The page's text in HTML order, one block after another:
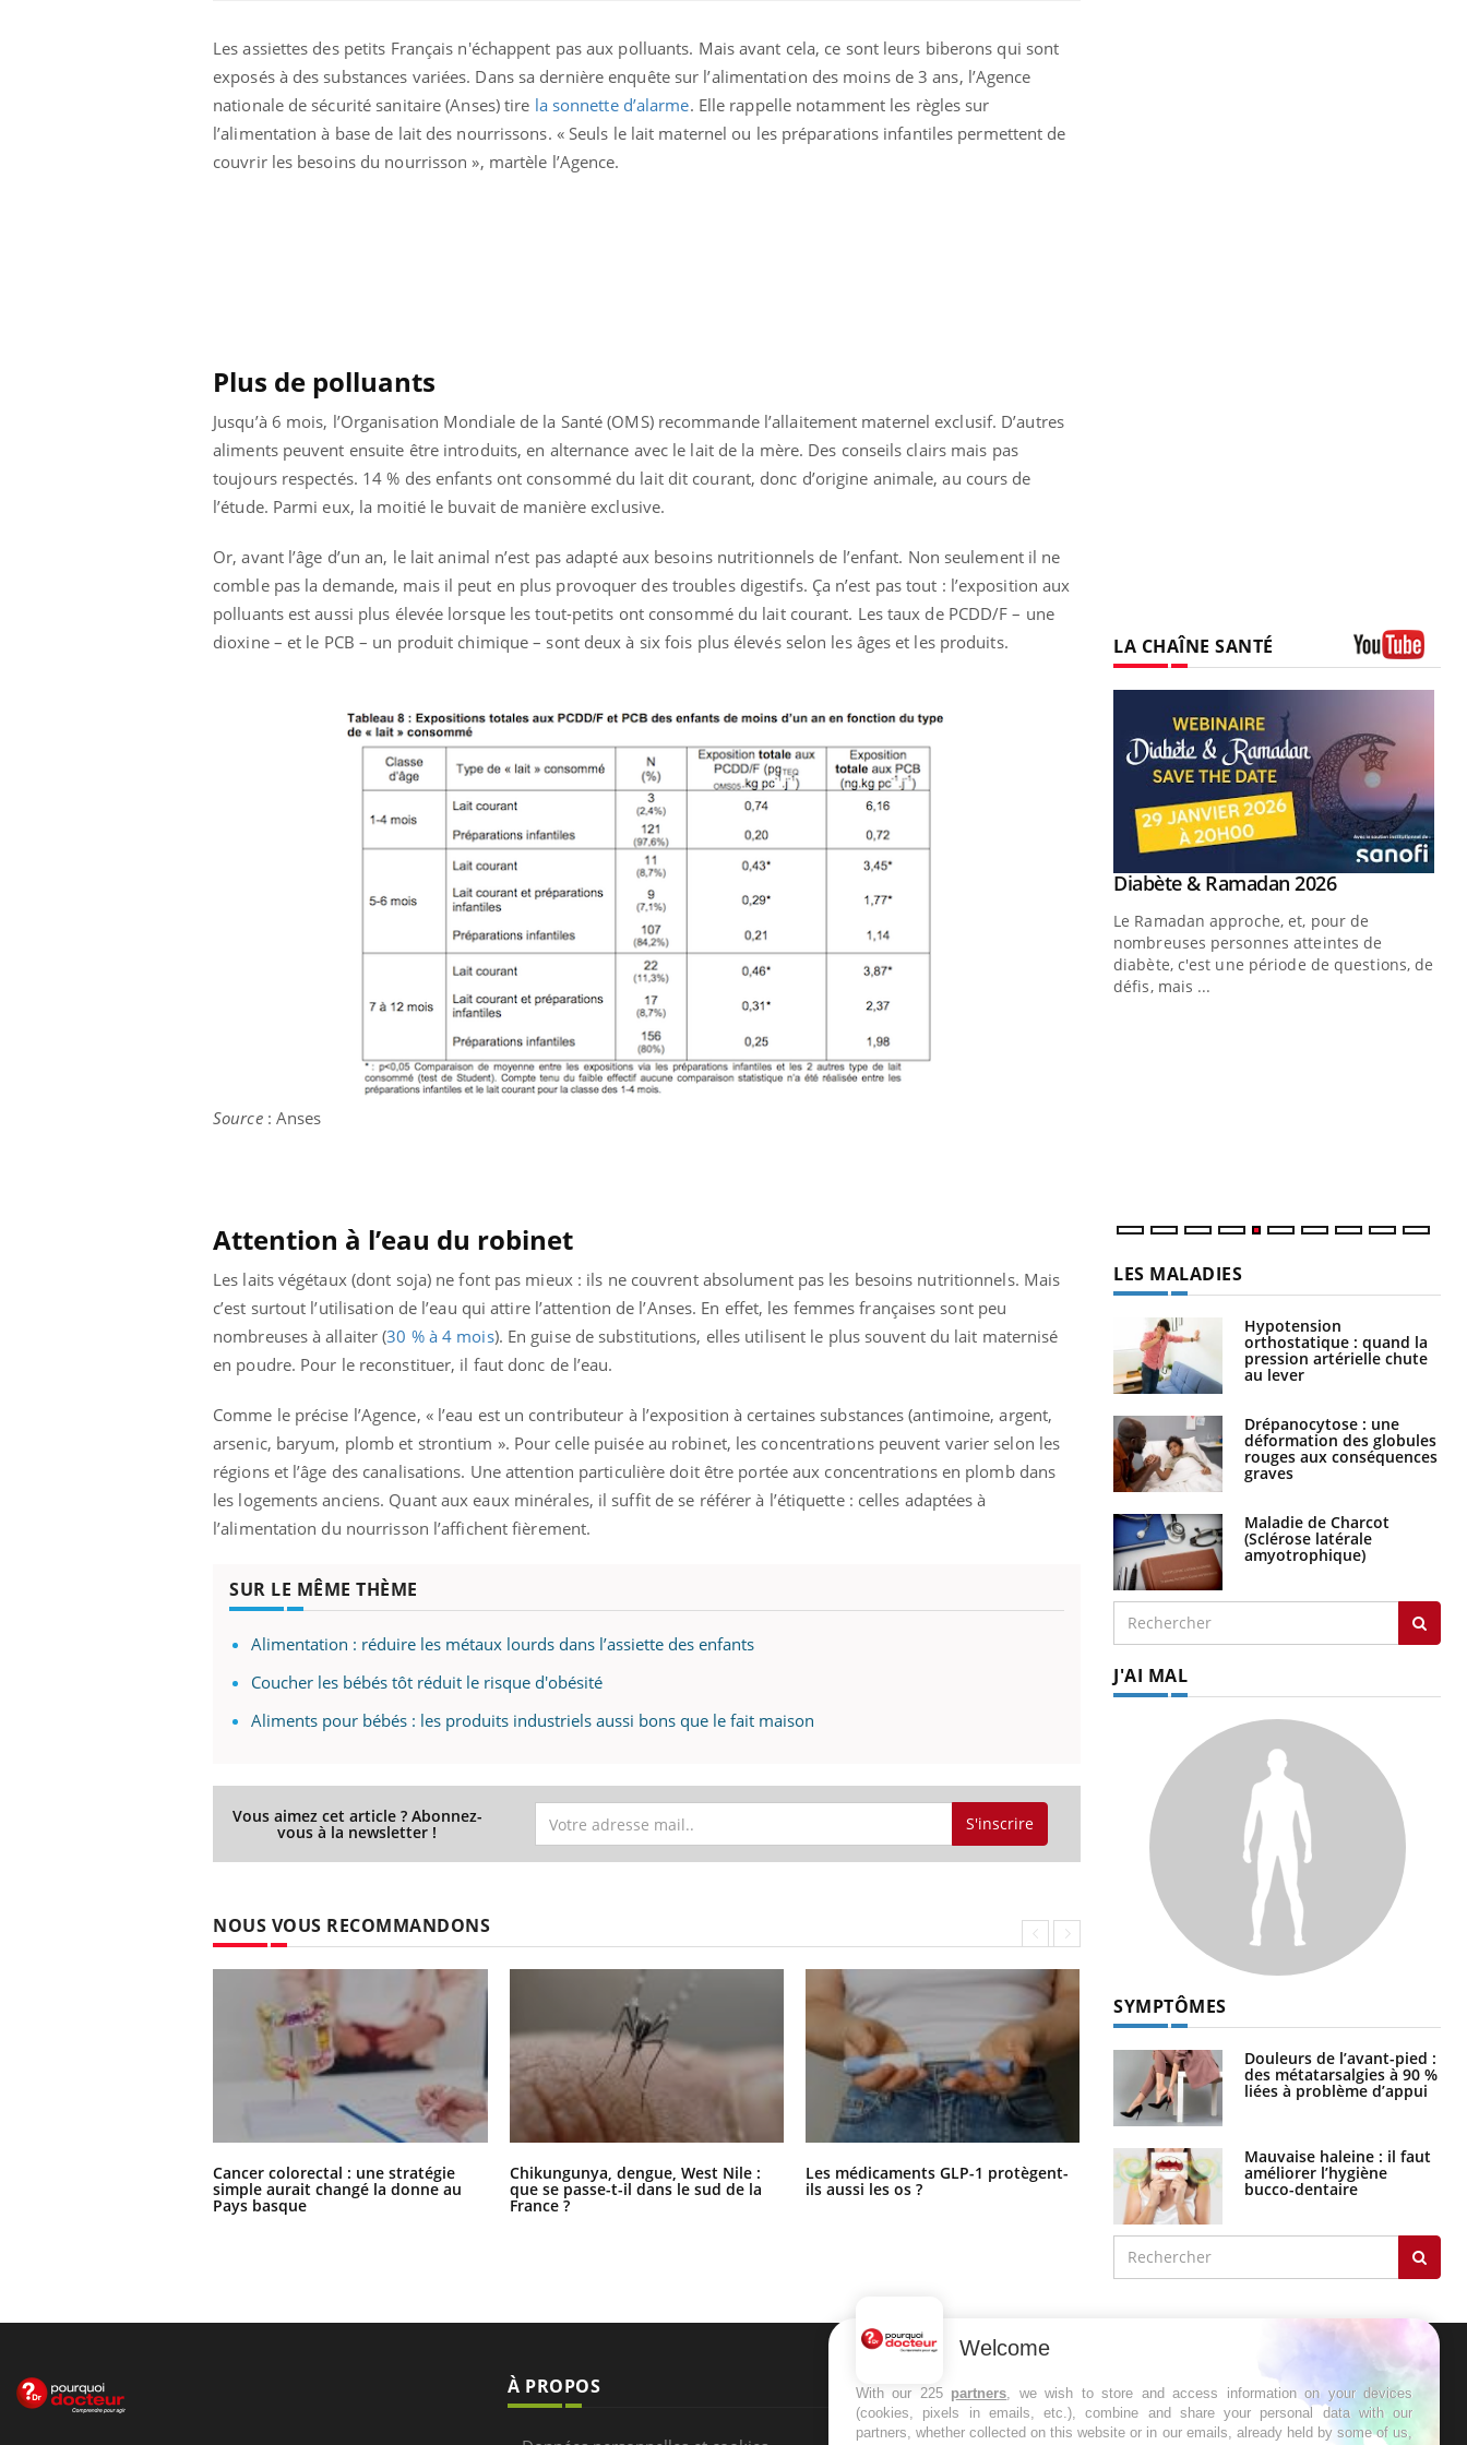
Les assiettes des petits Français n'échappent pas aux polluants. Mais avant cela, ce sont leurs biberons qui sont
exposés à des substances variées. Dans sa dernière enquête sur l’alimentation des moins de 3 ans, l’Agence
nationale de sécurité sanitaire (Anses) tire la sonnette d’alarme. Elle rappelle notamment les règles sur
l’alimentation à base de lait des nourrissons. « Seuls le lait maternel ou les préparations infantiles permettent de
couvrir les besoins du nourrisson », martèle l’Agence.
Plus de polluants
Jusqu’à 6 mois, l’Organisation Mondiale de la Santé (OMS) recommande l’allaitement maternel exclusif. D’autres
aliments peuvent ensuite être introduits, en alternance avec le lait de la mère. Des conseils clairs mais pas
toujours respectés. 14 % des enfants ont consommé du lait dit courant, donc d’origine animale, au cours de
l’étude. Parmi eux, la moitié le buvait de manière exclusive.
Or, avant l’âge d’un an, le lait animal n’est pas adapté aux besoins nutritionnels de l’enfant. Non seulement il ne
comble pas la demande, mais il peut en plus provoquer des troubles digestifs. Ça n’est pas tout : l’exposition aux
polluants est aussi plus élevée lorsque les tout-petits ont consommé du lait courant. Les taux de PCDD/F – une
dioxine – et le PCB – un produit chimique – sont deux à six fois plus élevés selon les âges et les produits.
Source : Anses
Attention à l’eau du robinet
Les laits végétaux (dont soja) ne font pas mieux : ils ne couvrent absolument pas les besoins nutritionnels. Mais
c’est surtout l’utilisation de l’eau qui attire l’attention de l’Anses. En effet, les femmes françaises sont peu
nombreuses à allaiter (30 % à 4 mois). En guise de substitutions, elles utilisent le plus souvent du lait maternisé
en poudre. Pour le reconstituer, il faut donc de l’eau.
Comme le précise l’Agence, « l’eau est un contributeur à l’exposition à certaines substances (antimoine, argent,
arsenic, baryum, plomb et strontium ». Pour celle puisée au robinet, les concentrations peuvent varier selon les
régions et l’âge des canalisations. Une attention particulière doit être portée aux concentrations en plomb dans
les logements anciens. Quant aux eaux minérales, il suffit de se référer à l’étiquette : celles adaptées à
l’alimentation du nourrisson l’affichent fièrement.
SUR LE MÊME THÈME
Alimentation : réduire les métaux lourds dans l’assiette des enfants
Coucher les bébés tôt réduit le risque d'obésité
Aliments pour bébés : les produits industriels aussi bons que le fait maison
Vous aimez cet article ? Abonnez-
vous à la newsletter ! S'inscrire
NOUS VOUS RECOMMANDONS
Cancer colorectal : une stratégie
simple aurait changé la donne au
Pays basque
Chikungunya, dengue, West Nile :
que se passe-t-il dans le sud de la
France ?
Les médicaments GLP-1 protègent-
ils aussi les os ?
Cytomégalovirus : ce qui change
dans la prise en charge des femmes
enceintes
LA CHAÎNE SANTÉ
Youtube
Insuline & Charge mentale : et si on
osait en parler??Youtube
En 2026, l'insuline dans le diabète de type 2
reste entourée d'idées reçues chez les
patients comme parfois chez les soignants.
préparer pour l’été !
L'été arrive… et avec lui, un tout nouveau
rythme de vie ! Vacances, plage, piscine,
Youtube
Diabète & Ramadan 2026Youtube
Le Ramadan approche, et, pour de
nombreuses personnes atteintes de
diabète, c'est une période de questions, de
défis, mais ...
LES MALADIES
Hypotension
orthostatique : quand la
pression artérielle chute
au lever
Drépanocytose : une
déformation des globules
rouges aux conséquences
graves
Maladie de Charcot
(Sclérose latérale
amyotrophique)
J'AI MAL
SYMPTÔMES
Douleurs de l’avant-pied :
des métatarsalgies à 90 %
liées à problème d’appui
Mauvaise haleine : il faut
améliorer l’hygiène
bucco-dentaire
À PROPOS NEWSLETTER
Recevez toutes les semaines les meilleures
Welcome
With our 225 partners, we wish to store and access information on your devices
(cookies, pixels in emails, etc.), combine and share your personal data with our
partners, whether collected on this website or in our emails, already held by some of us,